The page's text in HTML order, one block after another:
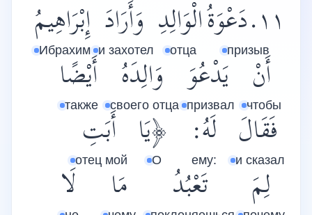
١١.دَعْوَةُ
призыв
الْوَالِدِ
отца
وَأَرَادَ
и захотел
إِبْرَاهِيمُ
Ибрахим
أَنْ
чтобы
يَدْعُوَ
призвал
وَالِدَهُ
своего отца
أَيْضًا
также
فَقَالَ
и сказал
لَهُ:
ему:
﴿يَا
О
أَبَتِ
отец мой
لِمَ تَعْبُدُ مَا لَا